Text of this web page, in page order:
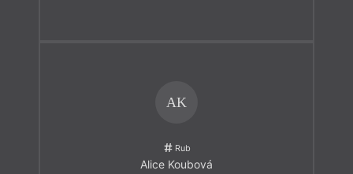
AK
Rub
Alice Koubová